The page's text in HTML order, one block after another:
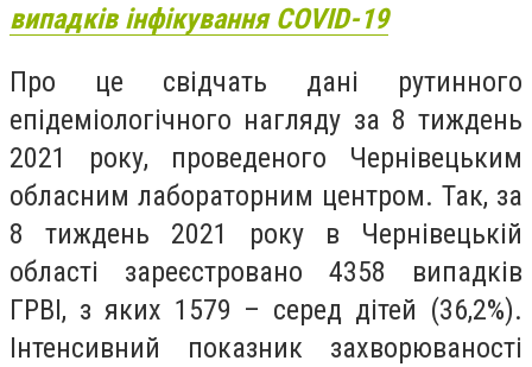
випадків інфікування COVID-19
Про це свідчать дані рутинного
епідеміологічного нагляду за 8 тиждень
2021 року, проведеного Чернівецьким
обласним лабораторним центром. Так, за
8 тиждень 2021 року в Чернівецькій
області зареєстровано 4358 випадків
ГРВІ, з яких 1579 – серед дітей (36,2%).
Інтенсивний показник захворюваності